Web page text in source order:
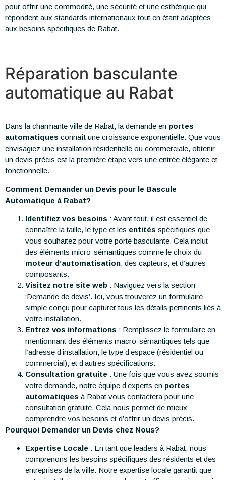
pour offrir une commodité, une sécurité et une esthétique qui
répondent aux standards internationaux tout en étant adaptées
aux besoins spécifiques de Rabat.
Réparation basculante
automatique au Rabat
Dans la charmante ville de Rabat, la demande en portes
automatiques connaît une croissance exponentielle. Que vous
envisagiez une installation résidentielle ou commerciale, obtenir
un devis précis est la première étape vers une entrée élégante et
fonctionnelle.
Comment Demander un Devis pour le Bascule
Automatique à Rabat?
Identifiez vos besoins : Avant tout, il est essentiel de
connaître la taille, le type et les entités spécifiques que
vous souhaitez pour votre porte basculante. Cela inclut
des éléments micro-sémantiques comme le choix du
moteur d’automatisation, des capteurs, et d’autres
composants.
Visitez notre site web : Naviguez vers la section
‘Demande de devis’. Ici, vous trouverez un formulaire
simple conçu pour capturer tous les détails pertinents liés à
votre installation.
Entrez vos informations : Remplissez le formulaire en
mentionnant des éléments macro-sémantiques tels que
l’adresse d’installation, le type d’espace (résidentiel ou
commercial), et d’autres spécifications.
Consultation gratuite : Une fois que vous avez soumis
votre demande, notre équipe d’experts en portes
automatiques à Rabat vous contactera pour une
consultation gratuite. Cela nous permet de mieux
comprendre vos besoins et d’offrir un devis précis.
Pourquoi Demander un Devis chez Nous?
Expertise Locale : En tant que leaders à Rabat, nous
comprenons les besoins spécifiques des résidents et des
entreprises de la ville. Notre expertise locale garantit que